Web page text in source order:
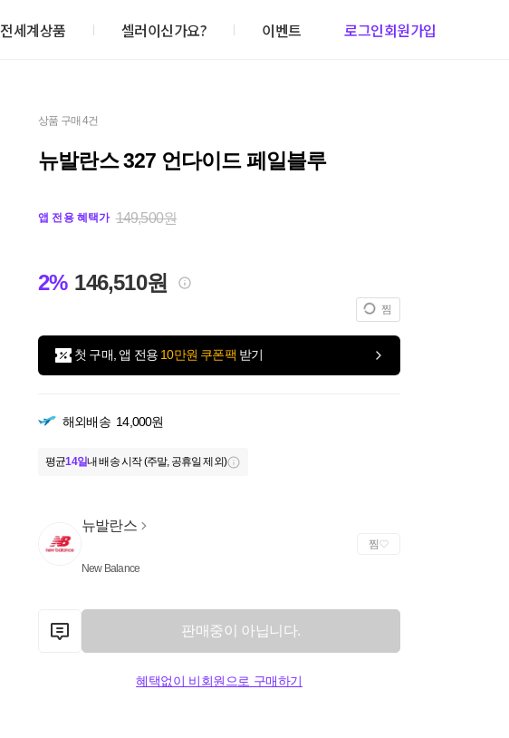
전세계상품 셀러이신가요? 이벤트 로그인회원가입
상품 구매 4건
뉴발란스 327 언다이드 페일블루
앱 전용 혜택가 149,500원
2% 146,510원
찜
첫 구매, 앱 전용 10만원 쿠폰팩 받기
해외배송 14,000원
평균14일내 배송 시작 (주말, 공휴일 제외)
뉴발란스
New Balance
찜
판매중이 아닙니다.
혜택없이 비회원으로 구매하기